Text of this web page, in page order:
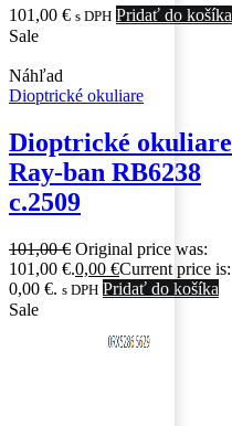
101,00 € s DPH Pridať do košíka
Sale
Náhľad
Dioptrické okuliare
Dioptrické okuliare
Ray-ban RB6238
c.2509
101,00€ Original price was:
101,00 €.0,00 €Current price is:
0,00 €. s DPH Pridať do košíka
Sale